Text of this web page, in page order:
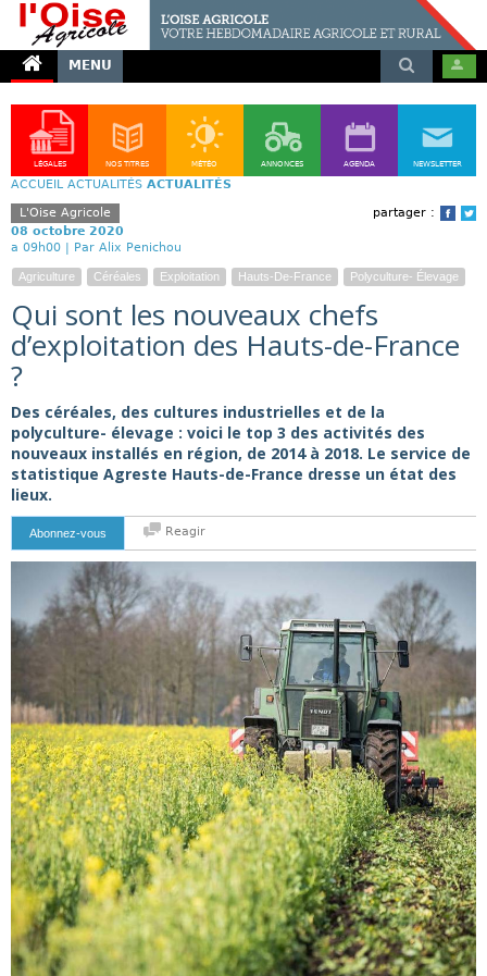
MENU
LÉGALES NOS TITRES MÉTÉO ANNONCES AGENDA NEWSLETTER
ACCUEIL ACTUALITÉS ACTUALITÉS
partager :
L'Oise Agricole
08 octobre 2020
a 09h00 | Par Alix Penichou
Agriculture Céréales Exploitation Hauts-De-France Polyculture- Élevage
Qui sont les nouveaux chefs
d’exploitation des Hauts-de-France
?
Des céréales, des cultures industrielles et de la
polyculture- élevage : voici le top 3 des activités des
nouveaux installés en région, de 2014 à 2018. Le service de
statistique Agreste Hauts-de-France dresse un état des
lieux.
Abonnez-vous Reagir